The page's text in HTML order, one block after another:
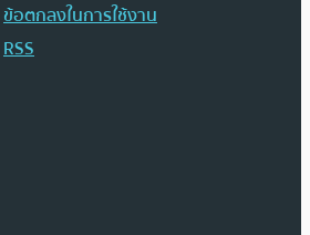
ข้อตกลงในการใช้งาน
RSS